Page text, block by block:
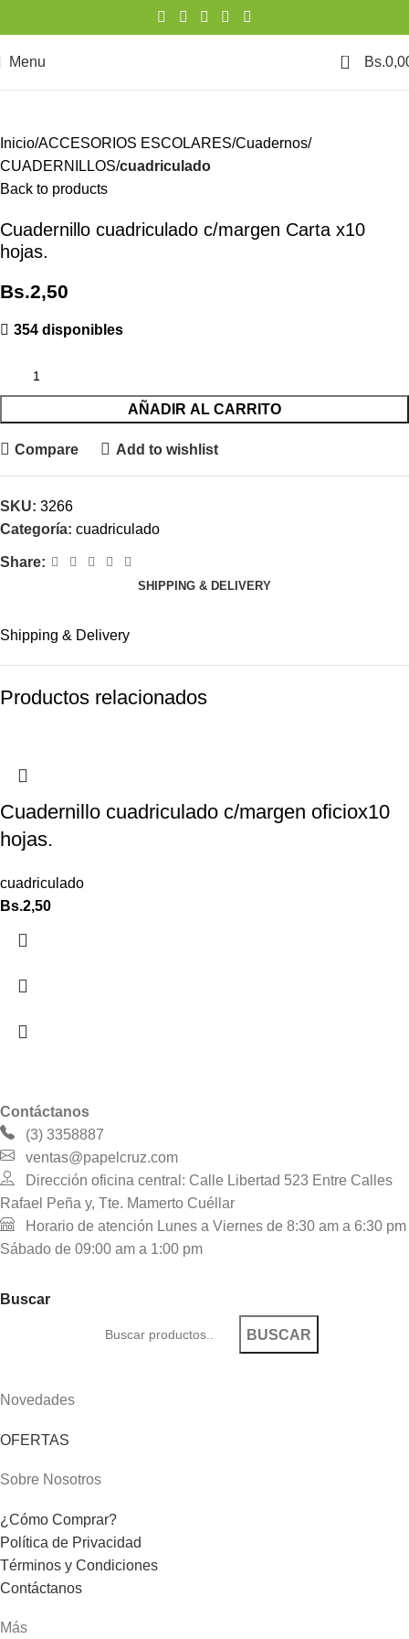
Menu 0 Bs.
Inicio ACCESORIOS ESCOLARES Cuadernos
CUADERNILLOS cuadriculado
Back to products
Cuadernillo cuadriculado c/margen Carta x10
hojas.
Bs.2,50
354 disponibles
AÑADIR AL CARRITO
Compare Add to wishlist
SKU: 3266
Categoría: cuadriculado
Share:
SHIPPING & DELIVERY
Shipping & Delivery
Productos relacionados
Cuadernillo cuadriculado c/margen oficiox10
hojas.
cuadriculado
Bs.2,50
Contáctanos
(3) 3358887
ventas@papelcruz.com
Dirección oficina central: Calle Libertad 523 Entre Calles
Rafael Peña y, Tte. Mamerto Cuéllar
Horario de atención Lunes a Viernes de 8:30 am a 6:30 pm
Sábado de 09:00 am a 1:00 pm
Buscar
BUSCAR
Novedades
OFERTAS
Sobre Nosotros
¿Cómo Comprar?
Política de Privacidad
Términos y Condiciones
Contáctanos
Más